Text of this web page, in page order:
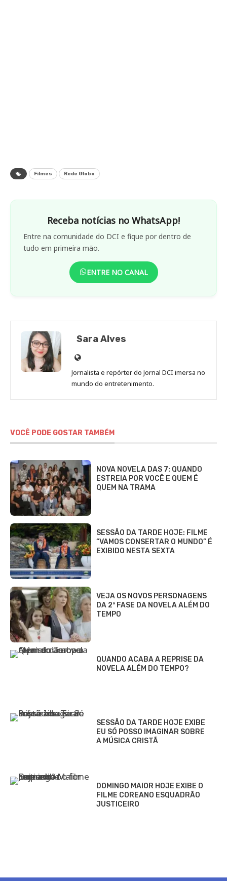
Filmes Rede Globo
Receba notícias no WhatsApp!
Entre na comunidade do DCI e fique por dentro de
tudo em primeira mão.
ENTRE NO CANAL
Sara Alves
Site
de
Sara
Jornalista e repórter do Jornal DCI imersa no
mundo do entretenimento.
VOCÊ PODE GOSTAR TAMBÉM
NOVA NOVELA DAS 7: QUANDO
ESTREIA POR VOCÊ E QUEM É
QUEM NA TRAMA
SESSÃO DA TARDE HOJE: FILME
“VAMOS CONSERTAR O MUNDO” É
EXIBIDO NESTA SEXTA
VEJA OS NOVOS PERSONAGENS
DA 2ª FASE DA NOVELA ALÉM DO
TEMPO
QUANDO ACABA A REPRISE DA
NOVELA ALÉM DO TEMPO?
SESSÃO DA TARDE HOJE EXIBE
EU SÓ POSSO IMAGINAR SOBRE
A MÚSICA CRISTÃ
DOMINGO MAIOR HOJE EXIBE O
FILME COREANO ESQUADRÃO
JUSTICEIRO